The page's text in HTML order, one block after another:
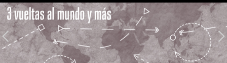
Quienes somos
El proyecto
Blog
Viaja con nosotros